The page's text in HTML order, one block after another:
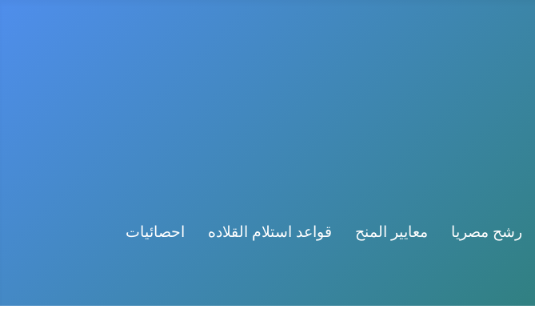
رشح مصريا معايير المنح قواعد استلام القلاده احصائيات